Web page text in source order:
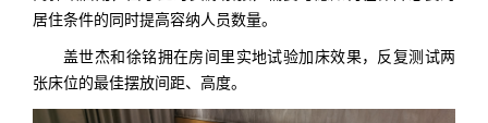
居住条件的同时提高容纳人员数量。
盖世杰和徐铭拥在房间里实地试验加床效果，反复测试两
张床位的最佳摆放间距、高度。